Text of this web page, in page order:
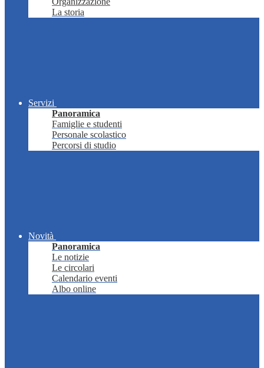
La storia
Servizi
Panoramica
Famiglie e studenti
Personale scolastico
Percorsi di studio
Novità
Panoramica
Le notizie
Le circolari
Calendario eventi
Albo online